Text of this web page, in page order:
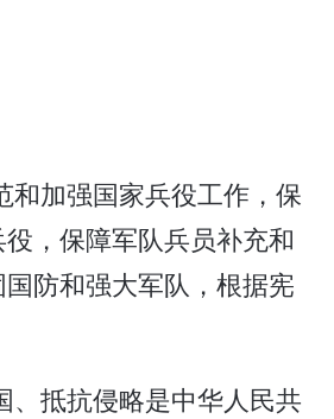
和加强国家兵役工作，保
，保障军队兵员补充和
防和强大军队，根据宪
、抵抗侵略是中华人民共